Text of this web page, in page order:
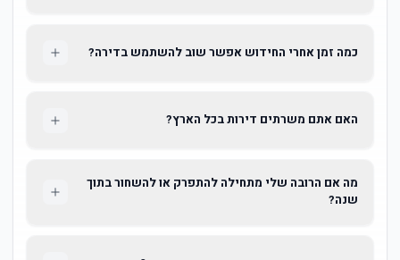
כמה זמן אחרי החידוש אפשר שוב להשתמש בדירה?
האם אתם משרתים דירות בכל הארץ?
מה אם הרובה שלי מתחילה להתפרק או להשחור בתוך
שנה?